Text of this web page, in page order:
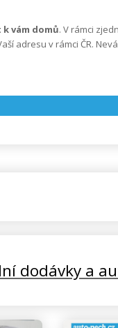
vám domů. V rámci
adresu v rámci ČR.
dodávky a